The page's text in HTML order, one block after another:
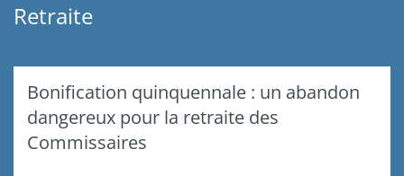
Retraite
Bonification quinquennale : un abandon
dangereux pour la retraite des
Commissaires